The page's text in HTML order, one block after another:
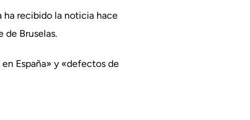
ha recibido la noticia hace
de Bruselas.
España» y «defectos de